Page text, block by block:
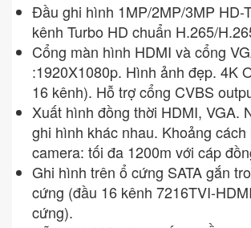
Đầu ghi hình 1MP/2MP/3MP HD-
kênh Turbo HD chuẩn H.265/
Cổng màn hình HDMI và cổng
:1920X1080p. Hình ảnh đẹp. 4K
16 kênh). Hỗ trợ cổng CVBS
Xuất hình đồng thời HDMI, VGA.
ghi hình khác nhau. Khoảng cách
camera: tối đa 1200m với cáp
Ghi hình trên ổ cứng SATA gắn
cứng (đầu 16 kênh 7216TVI-
cứng).